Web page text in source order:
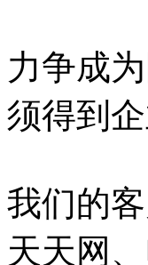
力争成
须得到
我们的
天天网